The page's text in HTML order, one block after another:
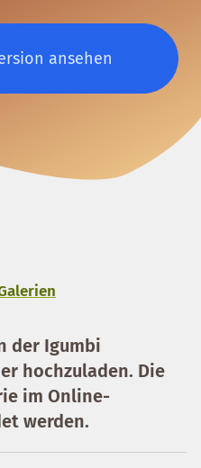
ansehen
der Igumbi
hochzuladen. Die
im Online-
werden.